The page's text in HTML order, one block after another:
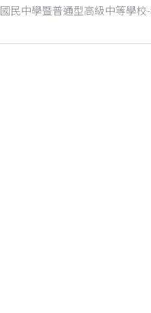
國民中學暨普通型高級中等學校